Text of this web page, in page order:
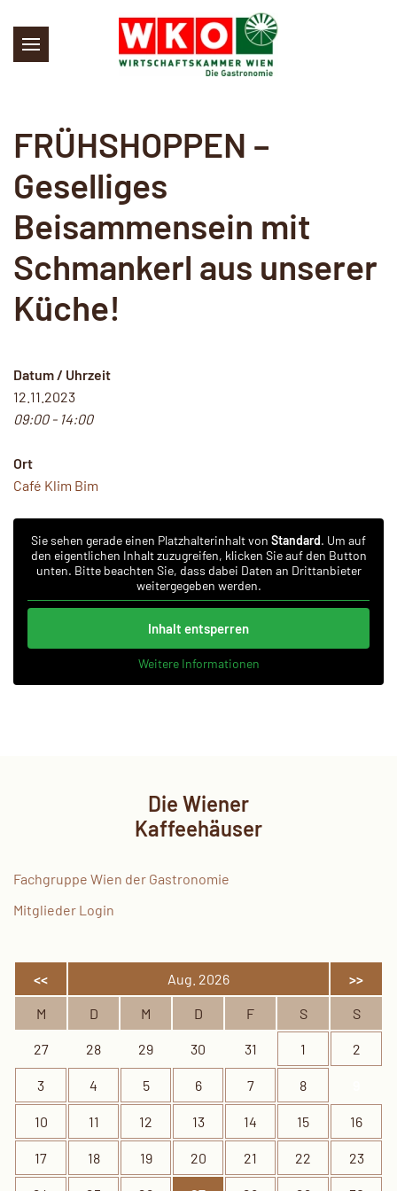
Skip to main content
FRÜHSHOPPEN –
Geselliges
Beisammensein mit
Schmankerl aus unserer
Küche!
Datum / Uhrzeit
12.11.2023
09:00 - 14:00
Ort
Café Klim Bim
Sie sehen gerade einen Platzhalterinhalt von Standard. Um auf
den eigentlichen Inhalt zuzugreifen, klicken Sie auf den Button
unten. Bitte beachten Sie, dass dabei Daten an Drittanbieter
weitergegeben werden.
Inhalt entsperren
Weitere Informationen
Die Wiener
Kaffeehäuser
Fachgruppe Wien der Gastronomie
Mitglieder Login
<< Aug. 2026 >>
M D M D F S S
27 28 29 30 31 1 2
3 4 5 6 7 8
10 11 12 13 14 15 16
17 18 19 20 21 22 23